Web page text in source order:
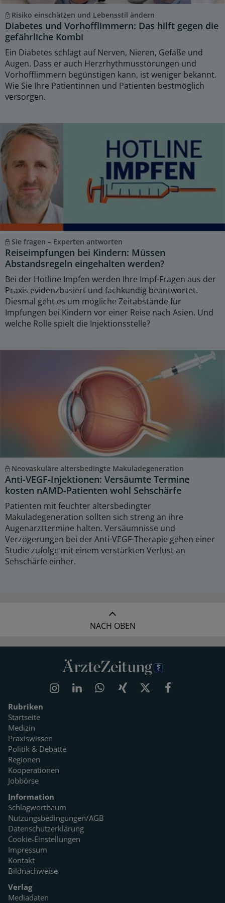
Risiko einschätzen und Lebensstil ändern
Diabetes und Vorhofflimmern: Das hilft gegen die
gefährliche Kombi
Ein Diabetes schlägt auf Nerven, Nieren, Gefäße und
Augen. Dass er auch Herzrhythmusstörungen und
Vorhofflimmern begünstigen kann, ist weniger bekannt.
Wie Sie Ihre Patientinnen und Patienten bestmöglich
versorgen.
Sie fragen – Experten antworten
Reiseimpfungen bei Kindern: Müssen
Abstandsregeln eingehalten werden?
Bei der Hotline Impfen werden Ihre Impf-Fragen aus der
Praxis evidenzbasiert und fachkundig beantwortet.
Diesmal geht es um mögliche Zeitabstände für
Impfungen bei Kindern vor einer Reise nach Asien. Und
welche Rolle spielt die Injektionsstelle?
Neovaskuläre altersbedingte Makuladegeneration
Anti-VEGF-Injektionen: Versäumte Termine
kosten nAMD-Patienten wohl Sehschärfe
Patienten mit feuchter altersbedingter
Makuladegeneration sollten sich streng an ihre
Augenarzttermine halten. Versäumnisse und
Verzögerungen bei der Anti-VEGF-Therapie gehen einer
Studie zufolge mit einem verstärkten Verlust an
Sehschärfe einher.
NACH OBEN
Rubriken
Startseite
Medizin
Praxiswissen
Politik & Debatte
Regionen
Kooperationen
Jobbörse
Information
Schlagwortbaum
Nutzungsbedingungen/AGB
Datenschutzerklärung
Cookie-Einstellungen
Impressum
Kontakt
Bildnachweise
Verlag
Mediadaten